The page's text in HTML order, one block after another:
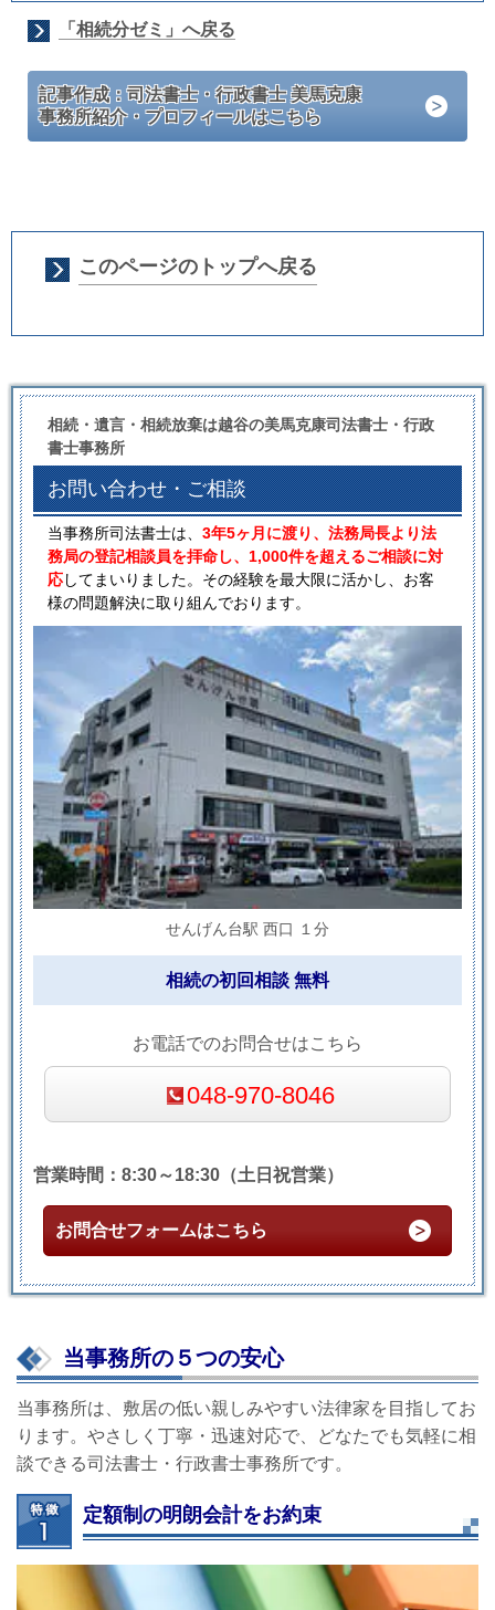
「相続分ゼミ」へ戻る
記事作成：司法書士・行政書士 美馬克康
事務所紹介・プロフィールはこちら
このページのトップへ戻る
相続・遺言・相続放棄は越谷の美馬克康司法書士・行政
書士事務所
お問い合わせ・ご相談
当事務所司法書士は、 3年5ヶ月に渡り、法務局長より法
務局の登記相談員を拝命し、1,000件を超えるご相談に対
応してまいりました。その経験を最大限に活かし、お客
様の問題解決に取り組んでおります。
せんげん台駅 西口 １分
相続の初回相談 無料
お電話でのお問合せはこちら
048-970-8046
営業時間：8:30～18:30（土日祝営業）
お問合せフォームはこちら
当事務所の５つの安心
当事務所は、敷居の低い親しみやすい法律家を目指してお
ります。やさしく丁寧・迅速対応で、どなたでも気軽に相
談できる司法書士・行政書士事務所です。
定額制の明朗会計をお約束